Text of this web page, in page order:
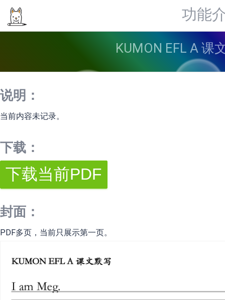
功能
KUMON EFL A 课
说明：
当前内容未记录。
下载：
封面：
PDF多页，当前只展示第一页。